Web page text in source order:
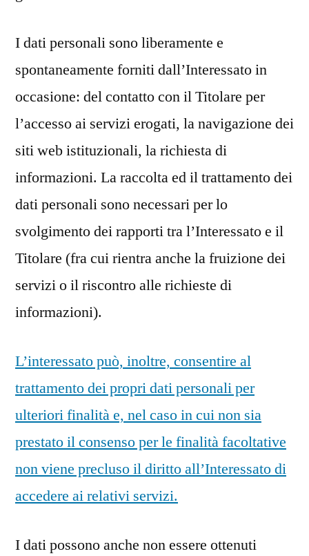
I dati personali sono liberamente e
spontaneamente forniti dall’Interessato in
occasione: del contatto con il Titolare per
l’accesso ai servizi erogati, la navigazione dei
siti web istituzionali, la richiesta di
informazioni. La raccolta ed il trattamento dei
dati personali sono necessari per lo
svolgimento dei rapporti tra l’Interessato e il
Titolare (fra cui rientra anche la fruizione dei
servizi o il riscontro alle richieste di
informazioni).
L’interessato può, inoltre, consentire al
trattamento dei propri dati personali per
ulteriori finalità e, nel caso in cui non sia
prestato il consenso per le finalità facoltative
non viene precluso il diritto all’Interessato di
accedere ai relativi servizi.
I dati possono anche non essere ottenuti